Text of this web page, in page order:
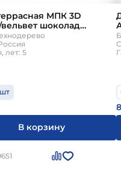
предназначена
(скамейки,
МПК 3D
шоколад
Технодерево
лет: 5
шт
В корзину